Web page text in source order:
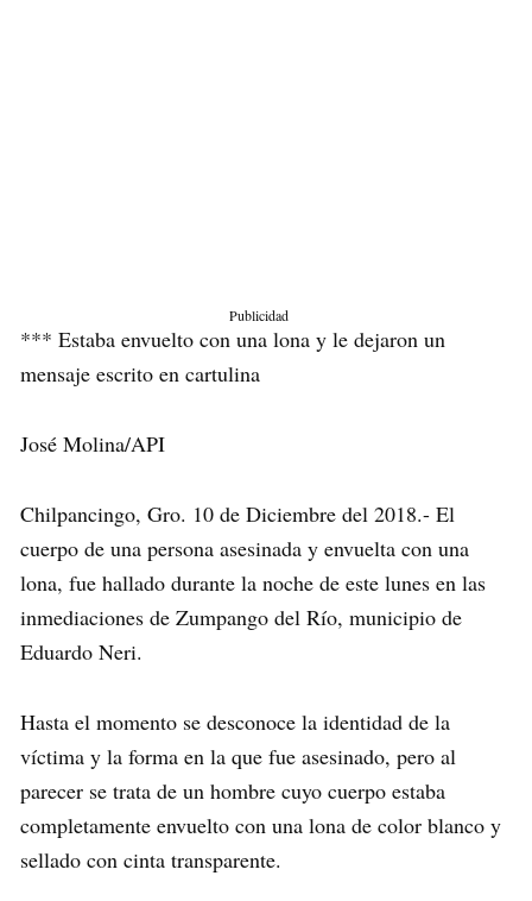
Publicidad
*** Estaba envuelto con una lona y le dejaron un
mensaje escrito en cartulina
José Molina/API
Chilpancingo, Gro. 10 de Diciembre del 2018.- El
cuerpo de una persona asesinada y envuelta con una
lona, fue hallado durante la noche de este lunes en las
inmediaciones de Zumpango del Río, municipio de
Eduardo Neri.
Hasta el momento se desconoce la identidad de la
víctima y la forma en la que fue asesinado, pero al
parecer se trata de un hombre cuyo cuerpo estaba
completamente envuelto con una lona de color blanco y
sellado con cinta transparente.